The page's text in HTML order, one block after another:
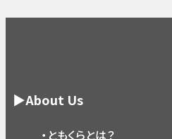
▶About Us
・ともくらとは？